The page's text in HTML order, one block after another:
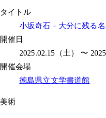
タイトル
小坂奇石－大分に残る
開催日
2025.02.15（土） 〜
開催会場
徳島県立文学書道館
美術